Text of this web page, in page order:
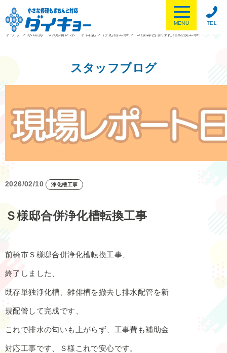
TEL
MENU
トップ
> 水出勇一の現場レポート日記 > 浄化槽工事 > Ｓ様邸合併浄化槽転換工事
スタッフブログ
2026/02/10 浄化槽工事
Ｓ様邸合併浄化槽転換工事
前橋市Ｓ様邸合併浄化槽転換工事、
終了しました、
既存単独浄化槽、雑俳槽を撤去し排水配管を新
規配管して完成です、
これで排水の匂いも上がらず、工事費も補助金
対応工事です、Ｓ様これで安心です。